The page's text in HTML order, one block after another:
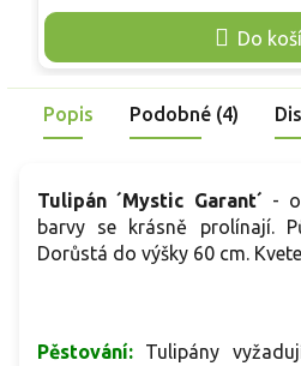
Do
lemem připomínajícím jinovatku.
záhonech, hlubších nádobách i ve
výrazně.
Popis Podobné (4)
Tulipán ´Mystic Garant´ -
barvy se krásně prolínají.
Dorůstá do výšky 60 cm.
Pěstování: Tulipány